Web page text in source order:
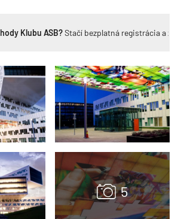
Klubu ASB?Stačí bezplatná registrácia a